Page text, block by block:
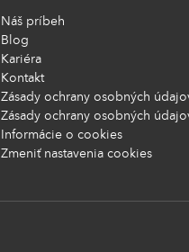
Náš príbeh
Blog
Kariéra
Kontakt
Zásady ochrany osobných
Zásady ochrany osobných
Informácie o cookies
Zmeniť nastavenia cookies